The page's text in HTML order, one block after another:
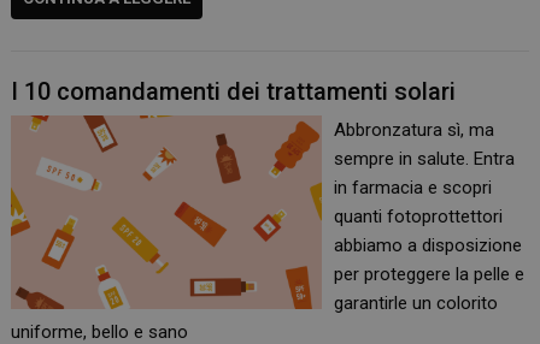
I 10 comandamenti dei trattamenti solari
Abbronzatura sì, ma
sempre in salute. Entra
in farmacia e scopri
quanti fotoprottettori
abbiamo a disposizione
per proteggere la pelle e
garantirle un colorito
uniforme, bello e sano